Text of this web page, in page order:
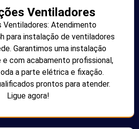
Ventiladores
Ventiladores: Atendimento
para instalação de ventiladores
Garantimos uma instalação
com acabamento profissional,
a parte elétrica e fixação.
prontos para atender.
Ligue agora!